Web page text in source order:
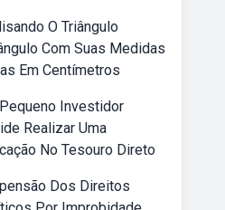
O Triângulo
Com Suas Medidas
Em Centímetros
Investidor
Realizar Uma
No Tesouro Direto
Dos Direitos